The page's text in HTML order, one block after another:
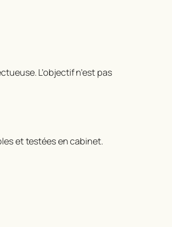
L’objectif n’est pas
et testées en cabinet.